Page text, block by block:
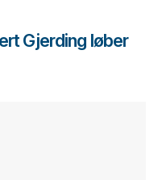
Gjerding løber